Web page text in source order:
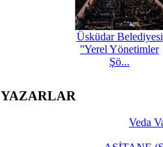
Üsküdar Belediyesi
''Yerel Yönetimler
Şö...
YAZARLAR
Veda